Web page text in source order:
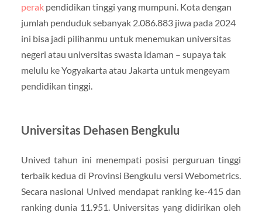
perakpendidikan tinggi yang mumpuni. Kota dengan
jumlah penduduk sebanyak 2.086.883 jiwa pada 2024
ini bisa jadi pilihanmu untuk menemukan universitas
negeri atau universitas swasta idaman – supaya tak
melulu ke Yogyakarta atau Jakarta untuk mengeyam
pendidikan tinggi.
Universitas Dehasen Bengkulu
Unived tahun ini menempati posisi perguruan tinggi
terbaik kedua di Provinsi Bengkulu versi Webometrics.
Secara nasional Unived mendapat ranking ke-415 dan
ranking dunia 11.951. Universitas yang didirikan oleh